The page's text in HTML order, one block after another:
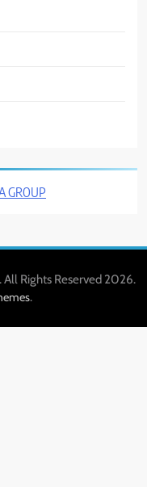
GROUP
Rights Reserved 2026.
.